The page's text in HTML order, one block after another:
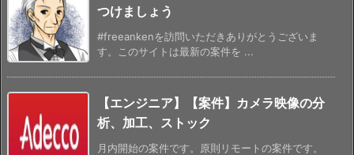
つけましょう
#freeankenを訪問いただきありがとうございま
す。このサイトは最新の案件を ...
【エンジニア】【案件】カメラ映像の分
析、加工、ストック
月内開始の案件です。原則リモートの案件です。